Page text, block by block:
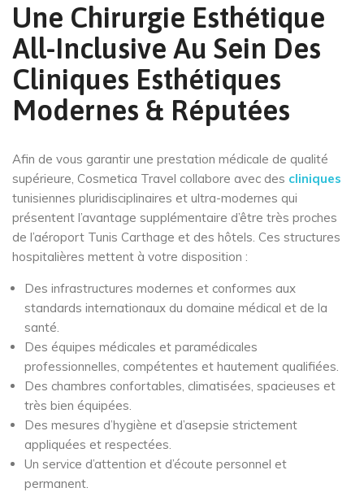
Une Chirurgie Esthétique
All-Inclusive Au Sein Des
Cliniques Esthétiques
Modernes & Réputées
Afin de vous garantir une prestation médicale de qualité
supérieure, Cosmetica Travel collabore avec des cliniques
tunisiennes pluridisciplinaires et ultra-modernes qui
présentent l’avantage supplémentaire d’être très proches
de l’aéroport Tunis Carthage et des hôtels. Ces structures
hospitalières mettent à votre disposition :
Des infrastructures modernes et conformes aux
standards internationaux du domaine médical et de la
santé.
Des équipes médicales et paramédicales
professionnelles, compétentes et hautement qualifiées.
Des chambres confortables, climatisées, spacieuses et
très bien équipées.
Des mesures d’hygiène et d’asepsie strictement
appliquées et respectées.
Un service d’attention et d’écoute personnel et
permanent.